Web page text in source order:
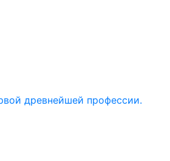
древнейшей профессии.